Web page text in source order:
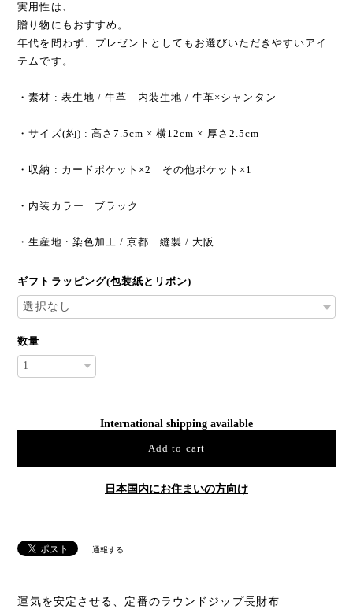
実用性は、
贈り物にもおすすめ。
年代を問わず、プレゼントとしてもお選びいただきやすいアイ
テムです。
・素材 : 表生地 / 牛革 内装生地 / 牛革×シャンタン
・サイズ(約) : 高さ7.5cm × 横12cm × 厚さ2.5cm
・収納 : カードポケット×2 その他ポケット×1
・内装カラー : ブラック
・生産地 : 染色加工 / 京都 縫製 / 大阪
ギフトラッピング(包装紙とリボン)
数量
International shipping available
Add to cart
日本国内にお住まいの方向け
通報する
運気を安定させる、定番の​ラウンドジップ長財布